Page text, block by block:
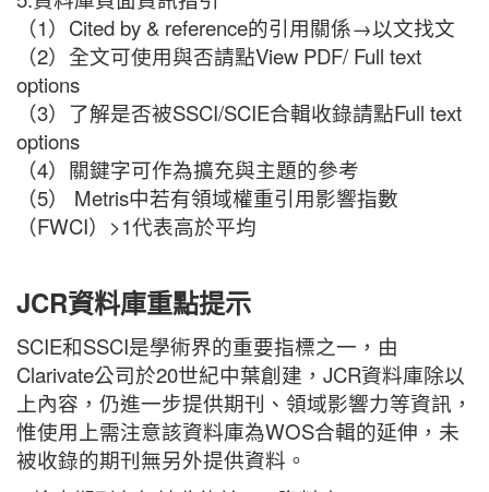
5.資料庫頁面資訊指引
（1）Cited by & reference的引用關係→以文找文
（2）全文可使用與否請點View PDF/ Full text
options
（3）了解是否被SSCI/SCIE合輯收錄請點Full text
options
（4）關鍵字可作為擴充與主題的參考
（5） Metris中若有領域權重引用影響指數
（FWCI）>1代表高於平均
JCR資料庫重點提示
SCIE和SSCI是學術界的重要指標之一，由
Clarivate公司於20世紀中葉創建，JCR資料庫除以
上內容，仍進一步提供期刊、領域影響力等資訊，
惟使用上需注意該資料庫為WOS合輯的延伸，未
被收錄的期刊無另外提供資料。